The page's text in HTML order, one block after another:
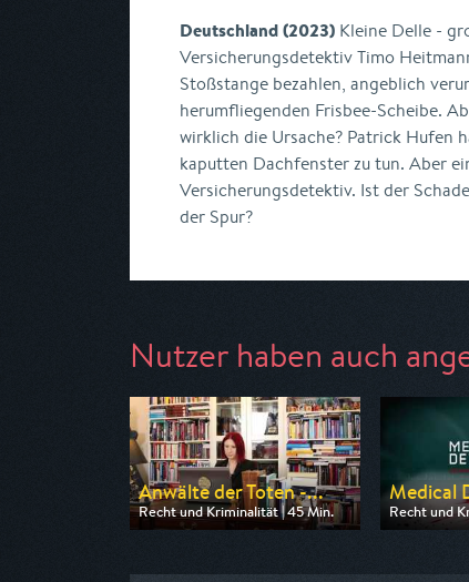
Deutschland (2023) Kleine Delle -
Versicherungsdetektiv Timo
Stoßstange bezahlen, angeblich
herumfliegenden Frisbee-Scheibe.
wirklich die Ursache? Patrick Hufen
kaputten Dachfenster zu tun. Aber
Versicherungsdetektiv. Ist der
der Spur?
Nutzer haben auch
Anwälte der Toten -...
Recht und Kriminalität | 45 Min.
Ausgestrahlt von n-tv
Medical
Recht und